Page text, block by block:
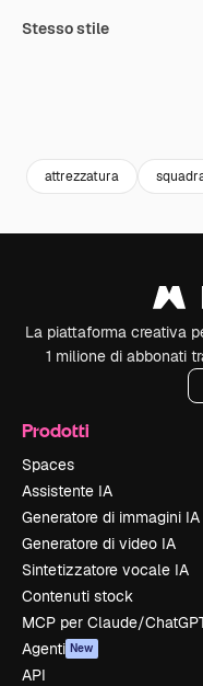
Stesso stile
attrezzatura
La piattaforma creativa
1 milione di abbonati
Prodotti
Spaces
Assistente IA
Generatore di immagini IA
Generatore di video IA
Sintetizzatore vocale IA
Contenuti stock
MCP per Claude/
Agenti New
API